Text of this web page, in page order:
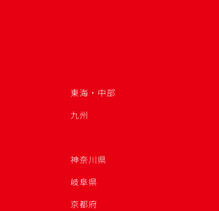
東海・中部
九州
神奈川県
岐阜県
京都府